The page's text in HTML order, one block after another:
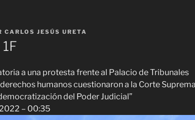
CARLOS JESÚS URETA
a una protesta frente al Palacio de Tribunales
humanos cuestionaron a la Corte
del Poder Judicial”
– 00:35